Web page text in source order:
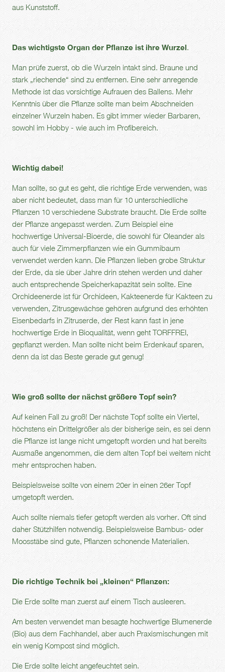
aus Kunststoff.
Das wichtigste Organ der Pflanze ist ihre Wurzel.
Man prüfe zuerst, ob die Wurzeln intakt sind. Braune und
stark „riechende“ sind zu entfernen. Eine sehr anregende
Methode ist das vorsichtige Aufrauen des Ballens. Mehr
Kenntnis über die Pflanze sollte man beim Abschneiden
einzelner Wurzeln haben. Es gibt immer wieder Barbaren,
sowohl im Hobby - wie auch im Profibereich.
Wichtig dabei!
Man sollte, so gut es geht, die richtige Erde verwenden, was
aber nicht bedeutet, dass man für 10 unterschiedliche
Pflanzen 10 verschiedene Substrate braucht. Die Erde sollte
der Pflanze angepasst werden. Zum Beispiel eine
hochwertige Universal-Bioerde, die sowohl für Oleander als
auch für viele Zimmerpflanzen wie ein Gummibaum
verwendet werden kann. Die Pflanzen lieben grobe Struktur
der Erde, da sie über Jahre drin stehen werden und daher
auch entsprechende Speicherkapazität sein sollte. Eine
Orchideenerde ist für Orchideen, Kakteenerde für Kakteen zu
verwenden, Zitrusgewächse gehören aufgrund des erhöhten
Eisenbedarfs in Zitruserde, der Rest kann fast in jene
hochwertige Erde in Bioqualität, wenn geht TORFFREI,
gepflanzt werden. Man sollte nicht beim Erdenkauf sparen,
denn da ist das Beste gerade gut genug!
Wie groß sollte der nächst größere Topf sein?
Auf keinen Fall zu groß! Der nächste Topf sollte ein Viertel,
höchstens ein Drittelgrößer als der bisherige sein, es sei denn
die Pflanze ist lange nicht umgetopft worden und hat bereits
Ausmaße angenommen, die dem alten Topf bei weitem nicht
mehr entsprochen haben.
Beispielsweise sollte von einem 20er in einen 26er Topf
umgetopft werden.
Auch sollte niemals tiefer getopft werden als vorher. Oft sind
daher Stützhilfen notwendig. Beispielsweise Bambus- oder
Moosstäbe sind gute, Pflanzen schonende Materialien.
Die richtige Technik bei „kleinen“ Pflanzen:
Die Erde sollte man zuerst auf einem Tisch ausleeren.
Am besten verwendet man besagte hochwertige Blumenerde
(Bio) aus dem Fachhandel, aber auch Praxismischungen mit
ein wenig Kompost sind möglich.
Die Erde sollte leicht angefeuchtet sein.